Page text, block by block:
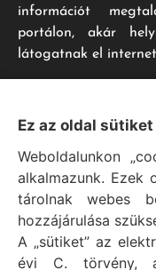
információt
portálon, akár
látogatnak el
Impresszum
Vál Község
Vál Község
Adószám: 15727079-
Adatvédelmi
Felelős: Bechtold
Ez az oldal
Weboldalunkon
alkalmazunk. Ezek
tárolnak webes
hozzájárulása
A „sütiket” az
évi C. törvény,